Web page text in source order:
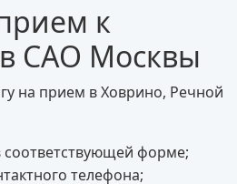
к
САО Москвы
на прием в Ховрино, Речной
форме;
телефона;